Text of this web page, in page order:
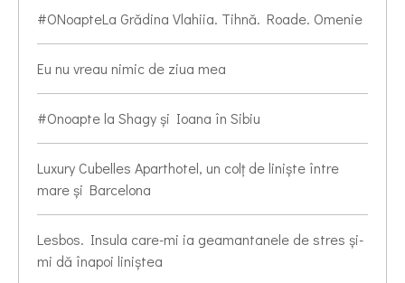
#ONoapteLa Grădina Vlahiia. Tihnă. Roade. Omenie
Eu nu vreau nimic de ziua mea
#Onoapte la Shagy și Ioana în Sibiu
Luxury Cubelles Aparthotel, un colț de liniște între
mare și Barcelona
Lesbos. Insula care-mi ia geamantanele de stres și-
mi dă înapoi liniștea